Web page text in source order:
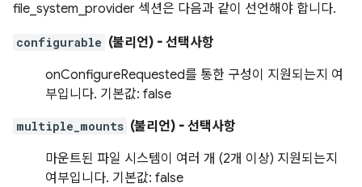
file_system_provider 섹션은 다음과 같이 선언해야 합니다.
configurable (불리언) - 선택사항
onConfigureRequested를 통한 구성이 지원되는지 여
부입니다. 기본값: false
multiple_mounts (불리언) - 선택사항
마운트된 파일 시스템이 여러 개 (2개 이상) 지원되는지
여부입니다. 기본값: false